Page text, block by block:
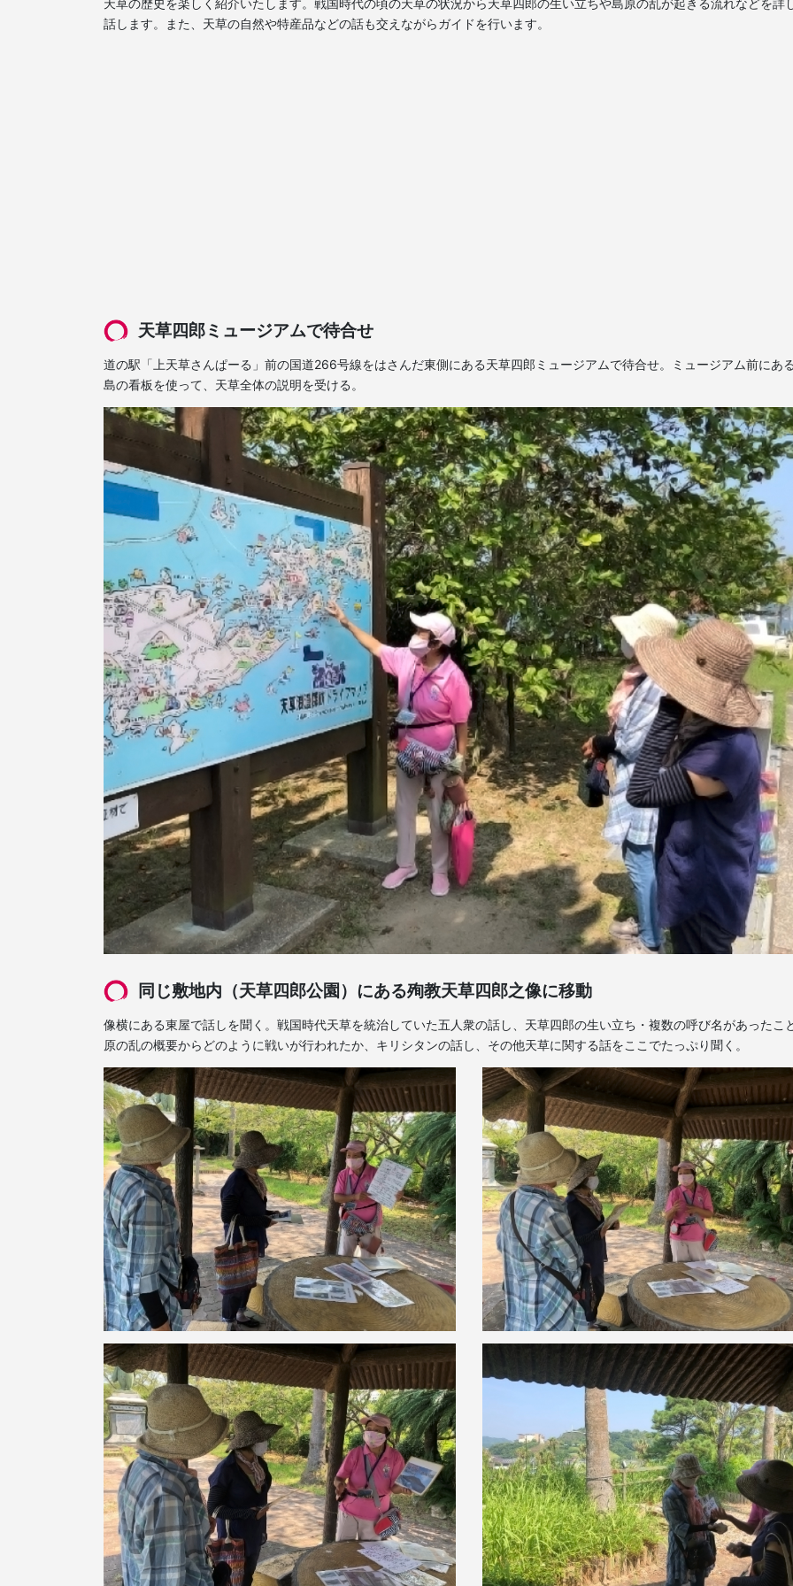
天草の歴史を楽しく紹介いたします。戦国時代の頃の天草の状況から天草四郎の生い立ちや島原の乱が起きる流れなどを詳
話します。また、天草の自然や特産品などの話も交えながらガイドを行います。
天草四郎ミュージアムで待合せ
道の駅「上天草さんぱーる」前の国道266号線をはさんだ東側にある天草四郎ミュージアムで待合せ。ミュージアム前にあ
島の看板を使って、天草全体の説明を受ける。
同じ敷地内（天草四郎公園）にある殉教天草四郎之像に移動
像横にある東屋で話しを聞く。戦国時代天草を統治していた五人衆の話し、天草四郎の生い立ち・複数の呼び名があったこ
原の乱の概要からどのように戦いが行われたか、キリシタンの話し、その他天草に関する話をここでたっぷり聞く。